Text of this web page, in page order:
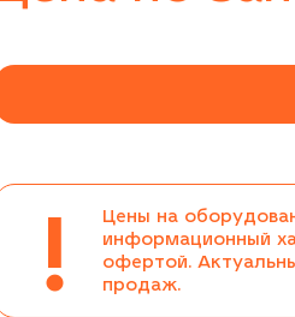
!
Цены на
информационный
офертой.
продаж.